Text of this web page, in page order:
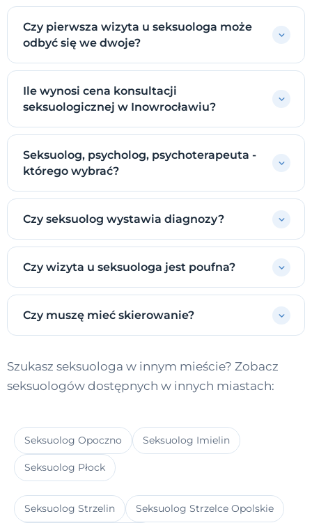
Czy pierwsza wizyta u seksuologa może
odbyć się we dwoje?
Ile wynosi cena konsultacji
seksuologicznej w Inowrocławiu?
Seksuolog, psycholog, psychoterapeuta -
którego wybrać?
Czy seksuolog wystawia diagnozy?
Czy wizyta u seksuologa jest poufna?
Czy muszę mieć skierowanie?
Szukasz seksuologa w innym mieście? Zobacz
seksuologów dostępnych w innych miastach:
Seksuolog Opoczno Seksuolog Imielin
Seksuolog Płock
Seksuolog Strzelin Seksuolog Strzelce Opolskie